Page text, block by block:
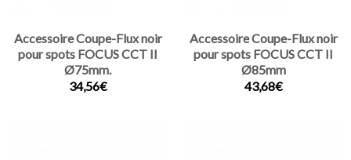
Accessoire Coupe-Flux noir
pour spots FOCUS CCT II
Ø75mm.
34,56€
Accessoire Coupe-Flux noir
pour spots FOCUS CCT II
Ø85mm
43,68€